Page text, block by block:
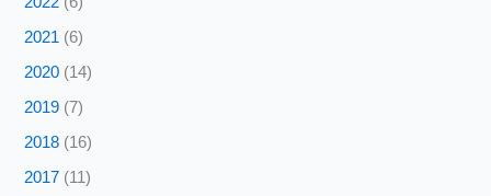
2021 (6)
2020 (14)
2019 (7)
2018 (16)
2017 (11)